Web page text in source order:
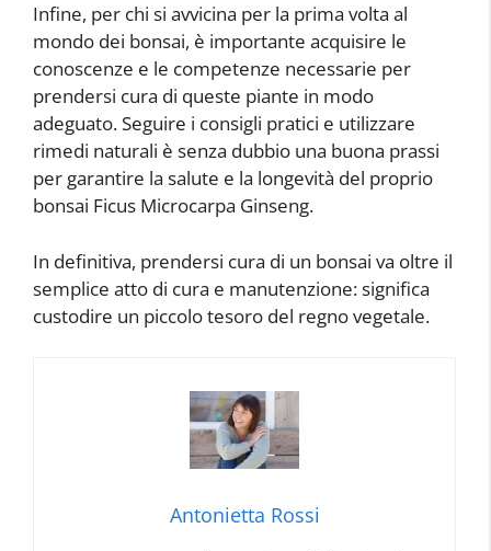
Infine, per chi si avvicina per la prima volta al
mondo dei bonsai, è importante acquisire le
conoscenze e le competenze necessarie per
prendersi cura di queste piante in modo
adeguato. Seguire i consigli pratici e utilizzare
rimedi naturali è senza dubbio una buona prassi
per garantire la salute e la longevità del proprio
bonsai Ficus Microcarpa Ginseng.
In definitiva, prendersi cura di un bonsai va oltre il
semplice atto di cura e manutenzione: significa
custodire un piccolo tesoro del regno vegetale.
Antonietta Rossi